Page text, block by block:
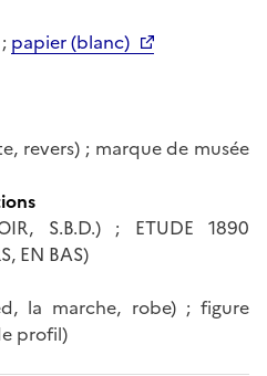
; papier (blanc)
revers) ; marque de musée
S.B.D.) ; ETUDE 1890
EN BAS)
la marche, robe) ; figure
profil)